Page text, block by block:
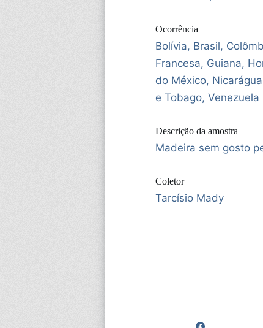
Ocorrência
Bolívia, Brasil,
Francesa, Guiana,
do México,
e Tobago, Venezuela
Descrição da amostra
Madeira sem gosto
Coletor
Tarcísio Mady